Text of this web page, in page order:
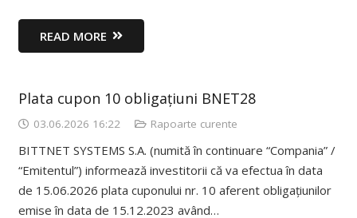
READ MORE
Plata cupon 10 obligațiuni BNET28
03.06.2026 16:22 Rapoarte curente
BITTNET SYSTEMS S.A. (numită în continuare “Compania” /
“Emitentul”) informează investitorii că va efectua în data
de 15.06.2026 plata cuponului nr. 10 aferent obligațiunilor
emise în data de 15.12.2023 având…